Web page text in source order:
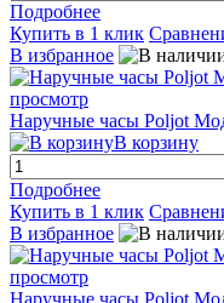
Подробнее
Купить в 1 клик
В избранное
просмотр
Наручные часы Poljot
В корзину
Подробнее
Купить в 1 клик
В избранное
просмотр